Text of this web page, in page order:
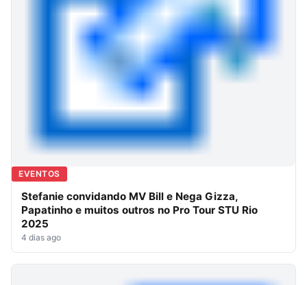
EVENTOS
Stefanie convidando MV Bill e Nega Gizza,
Papatinho e muitos outros no Pro Tour STU Rio
2025
4 dias ago